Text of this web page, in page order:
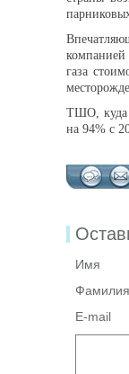
газа
ТШО, куда
на 94% с
Имя
Фамилия
E-mail